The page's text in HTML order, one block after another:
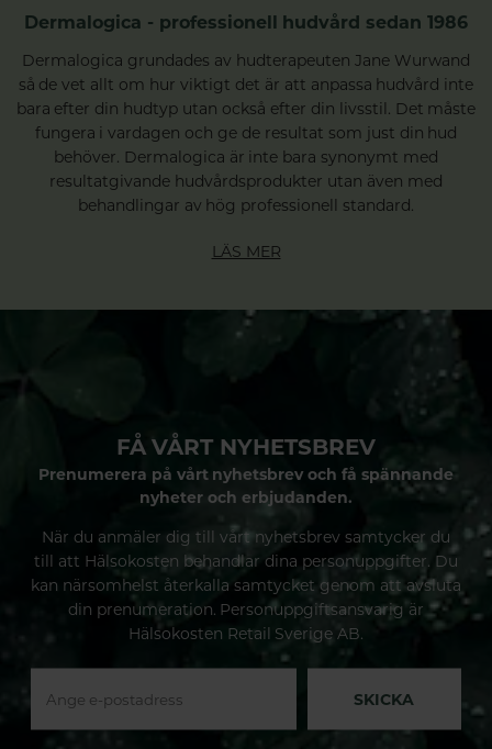
Dermalogica - professionell hudvård sedan 1986
Dermalogica grundades av hudterapeuten Jane Wurwand
så de vet allt om hur viktigt det är att anpassa hudvård inte
bara efter din hudtyp utan också efter din livsstil. Det måste
fungera i vardagen och ge de resultat som just din hud
behöver. Dermalogica är inte bara synonymt med
resultatgivande hudvårdsprodukter utan även med
behandlingar av hög professionell standard.
LÄS MER
FÅ VÅRT NYHETSBREV
Prenumerera på vårt nyhetsbrev och få spännande
nyheter och erbjudanden.
När du anmäler dig till vårt nyhetsbrev samtycker du
till att Hälsokosten behandlar dina personuppgifter. Du
kan närsomhelst återkalla samtycket genom att avsluta
din prenumeration. Personuppgiftsansvarig är
Hälsokosten Retail Sverige AB.
SKICKA